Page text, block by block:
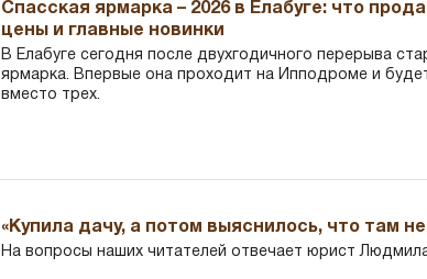
Спасская ярмарка – 2026 в Елабуге: что
цены и главные новинки
В Елабуге сегодня после двухгодичного перерыва
ярмарка. Впервые она проходит на Ипподроме и
вместо трех.
«Купила дачу, а потом выяснилось, что там
На вопросы наших читателей отвечает юрист